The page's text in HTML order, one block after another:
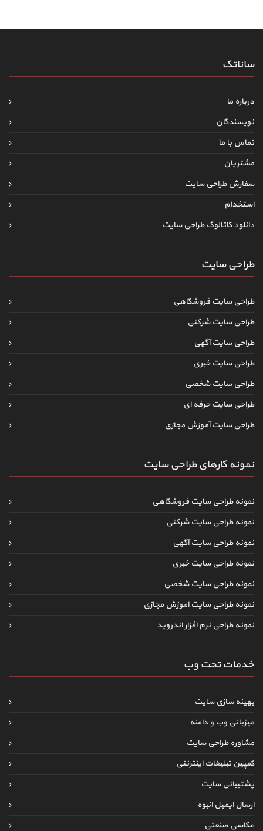
ساناتک
درباره ما
نویسندگان
تماس با ما
مشتریان
سفارش طراحی سایت
استخدام
دانلود کاتالوگ طراحی سایت
طراحی سایت
طراحی سایت فروشگاهی
طراحی سایت شرکتی
طراحی سایت آگهی
طراحی سایت خبری
طراحی سایت شخصی
طراحی سایت حرفه ای
طراحی سایت آموزش مجازی
نمونه کارهای طراحی سایت
نمونه طراحی سایت فروشگاهی
نمونه طراحی سایت شرکتی
نمونه طراحی سایت آگهی
نمونه طراحی سایت خبری
نمونه طراحی سایت شخصی
نمونه طراحی سایت آموزش مجازی
نمونه طراحی نرم افزار اندروید
خدمات تحت وب
بهینه سازی سایت
میزبانی وب و دامنه
مشاوره طراحی سایت
کمپین تبلیغات اینترنتی
پشتیبانی سایت
ارسال ایمیل انبوه
عکاسی صنعتی